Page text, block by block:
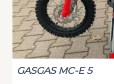
GASGAS MC-E 5